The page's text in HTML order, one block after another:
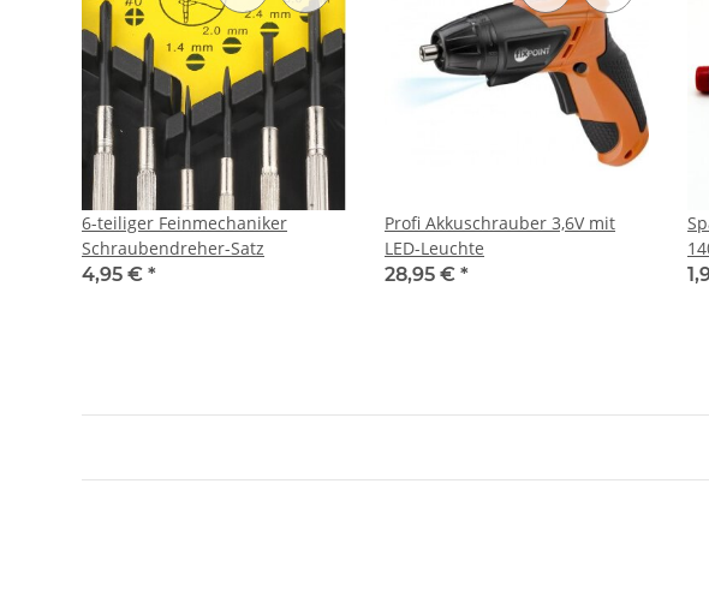
6-teiliger Feinmechaniker
Schraubendreher-Satz
4,95 € *
Profi Akkuschrauber 3,6V mit
LED-Leuchte
28,95 € *